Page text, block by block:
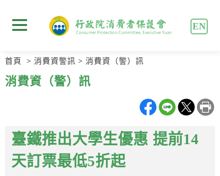
容
區
塊
容
區
塊
EN
展開選單
首頁 消費資警訊 消費資（警）訊
消費資（警）訊
臺鐵推出大學生優惠 提前14
天訂票最低5折起